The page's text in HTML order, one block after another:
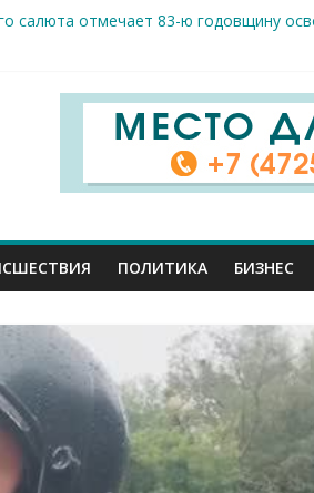
салюта отмечает 83-ю годовщину
Оскола от 5 августа
ранены сегодня в Белгородской
ПОЛИТИКА БИЗНЕС